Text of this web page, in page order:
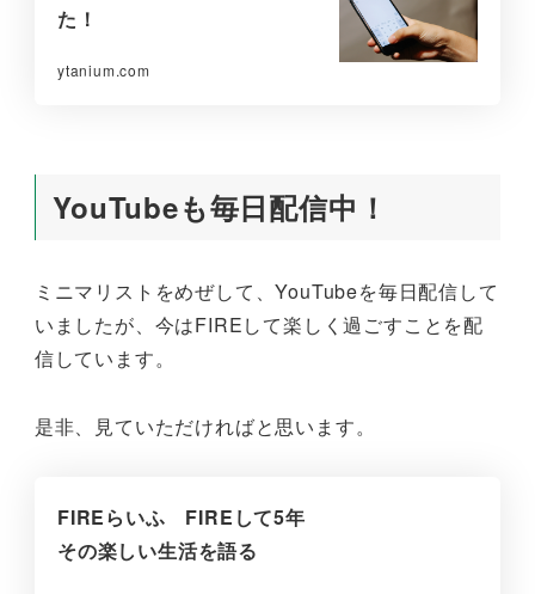
た！
ytanium.com
YouTubeも毎日配信中！
ミニマリストをめぜして、YouTubeを毎日配信して
いましたが、今はFIREして楽しく過ごすことを配
信しています。
是非、見ていただければと思います。
FIREらいふ FIREして5年
その楽しい生活を語る